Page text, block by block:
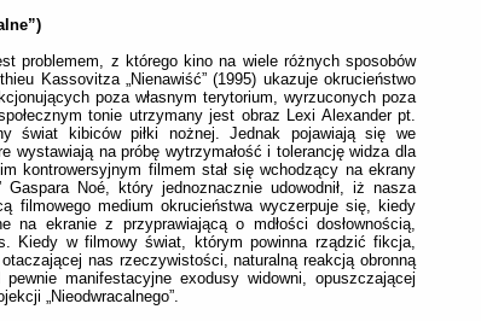
problemem, z którego kino na wiele różnych sposobów
Kassovitza „Nienawiść” (1995) ukazuje okrucieństwo
poza własnym terytorium, wyrzuconych poza
tonie utrzymany jest obraz Lexi Alexander pt.
świat kibiców piłki nożnej. Jednak pojawiają się we
wystawiają na próbę wytrzymałość i tolerancję widza dla
kontrowersyjnym filmem stał się wchodzący na ekrany
Gaspara Noé, który jednoznacznie udowodnił, iż nasza
filmowego medium okrucieństwa wyczerpuje się, kiedy
na ekranie z przyprawiającą o mdłości dosłownością,
Kiedy w filmowy świat, którym powinna rządzić fikcja,
nas rzeczywistości, naturalną reakcją obronną
manifestacyjne exodusy widowni, opuszczającej
„Nieodwracalnego”.